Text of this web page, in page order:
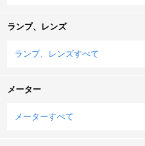
ランプ、レンズ
ランプ、レンズすべて
メーター
メーターすべて